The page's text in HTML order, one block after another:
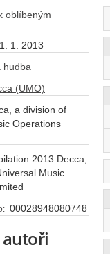
oblíbeným
1. 1. 2013
hudba
(UMO)
a division of
Operations
2013 Decca,
Music
00028948080748
autoři